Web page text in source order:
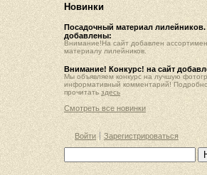
Новинки
Посадочный материал лилейников.
добавлены:
Внимание!На сайт добавлен
материалу лилейников.
Внимание! Конкурс! на сайт
Мы объявляем конкурс на лучшую
информативный комментарий!
прочитать здесь
Смотреть все новинки
Войти Зарегистрироваться